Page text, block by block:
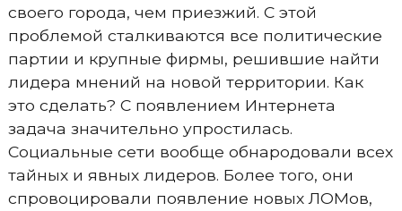
своего города, чем приезжий. С этой
проблемой сталкиваются все политические
партии и крупные фирмы, решившие найти
лидера мнений на новой территории. Как
это сделать? С появлением Интернета
задача значительно упростилась.
Социальные сети вообще обнародовали всех
тайных и явных лидеров. Более того, они
спровоцировали появление новых ЛОМов,